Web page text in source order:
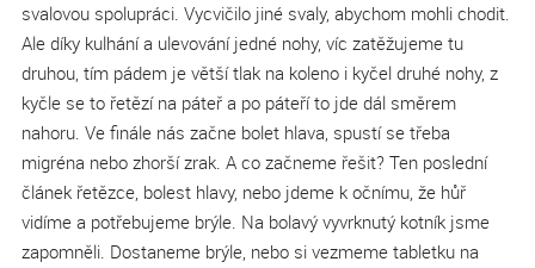
svalovou spolupráci. Vycvičilo jiné svaly, abychom mohli chodit.
Ale díky kulhání a ulevování jedné nohy, víc zatěžujeme tu
druhou, tím pádem je větší tlak na koleno i kyčel druhé nohy, z
kyčle se to řetězí na páteř a po páteří to jde dál směrem
nahoru. Ve finále nás začne bolet hlava, spustí se třeba
migréna nebo zhorší zrak. A co začneme řešit? Ten poslední
článek řetězce, bolest hlavy, nebo jdeme k očnímu, že hůř
vidíme a potřebujeme brýle. Na bolavý vyvrknutý kotník jsme
zapomněli. Dostaneme brýle, nebo si vezmeme tabletku na